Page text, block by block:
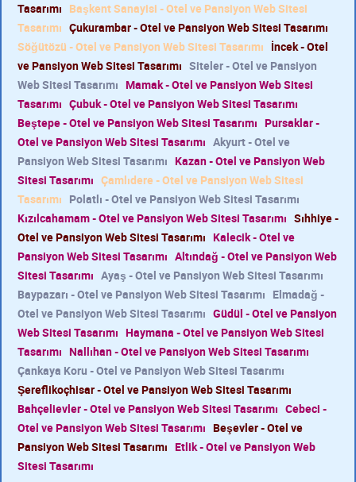
Tasarımı Başkent Sanayisi - Otel ve Pansiyon Web Sitesi
Tasarımı Çukurambar - Otel ve Pansiyon Web Sitesi Tasarımı
Söğütözü - Otel ve Pansiyon Web Sitesi Tasarımı İncek - Otel
ve Pansiyon Web Sitesi Tasarımı Siteler - Otel ve Pansiyon
Web Sitesi Tasarımı Mamak - Otel ve Pansiyon Web Sitesi
Tasarımı Çubuk - Otel ve Pansiyon Web Sitesi Tasarımı
Beştepe - Otel ve Pansiyon Web Sitesi Tasarımı Pursaklar -
Otel ve Pansiyon Web Sitesi Tasarımı Akyurt - Otel ve
Pansiyon Web Sitesi Tasarımı Kazan - Otel ve Pansiyon Web
Sitesi Tasarımı Çamlıdere - Otel ve Pansiyon Web Sitesi
Tasarımı Polatlı - Otel ve Pansiyon Web Sitesi Tasarımı
Kızılcahamam - Otel ve Pansiyon Web Sitesi Tasarımı Sıhhiye -
Otel ve Pansiyon Web Sitesi Tasarımı Kalecik - Otel ve
Pansiyon Web Sitesi Tasarımı Altındağ - Otel ve Pansiyon Web
Sitesi Tasarımı Ayaş - Otel ve Pansiyon Web Sitesi Tasarımı
Baypazarı - Otel ve Pansiyon Web Sitesi Tasarımı Elmadağ -
Otel ve Pansiyon Web Sitesi Tasarımı Güdül - Otel ve Pansiyon
Web Sitesi Tasarımı Haymana - Otel ve Pansiyon Web Sitesi
Tasarımı Nallıhan - Otel ve Pansiyon Web Sitesi Tasarımı
Çankaya Koru - Otel ve Pansiyon Web Sitesi Tasarımı
Şereflikoçhisar - Otel ve Pansiyon Web Sitesi Tasarımı
Bahçelievler - Otel ve Pansiyon Web Sitesi Tasarımı Cebeci -
Otel ve Pansiyon Web Sitesi Tasarımı Beşevler - Otel ve
Pansiyon Web Sitesi Tasarımı Etlik - Otel ve Pansiyon Web
Sitesi Tasarımı